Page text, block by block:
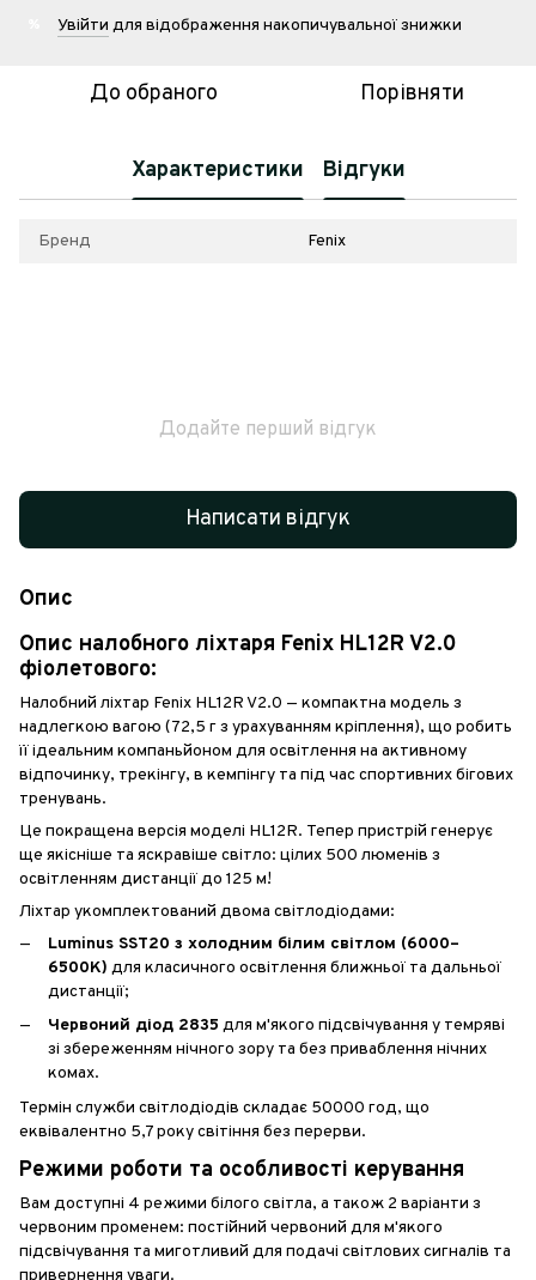
Увійти для відображення накопичувальної знижки
До обраного Порівняти
Характеристики Відгуки
Бренд Fenix
Додайте перший відгук
Написати відгук
Опис
Опис налобного ліхтаря Fenix HL12R V2.0
фіолетового:
Налобний ліхтар Fenix HL12R V2.0 — компактна модель з
надлегкою вагою (72,5 г з урахуванням кріплення), що робить
її ідеальним компаньйоном для освітлення на активному
відпочинку, трекінгу, в кемпінгу та під час спортивних бігових
тренувань.
Це покращена версія моделі HL12R. Тепер пристрій генерує
ще якісніше та яскравіше світло: цілих 500 люменів з
освітленням дистанції до 125 м!
Ліхтар укомплектований двома світлодіодами:
Luminus SST20 з холодним білим світлом (6000–
6500K) для класичного освітлення ближньої та дальньої
дистанції;
Червоний діод 2835 для м'якого підсвічування у темряві
зі збереженням нічного зору та без приваблення нічних
комах.
Термін служби світлодіодів складає 50000 год, що
еквівалентно 5,7 року світіння без перерви.
Режими роботи та особливості керування
Вам доступні 4 режими білого світла, а також 2 варіанти з
червоним променем: постійний червоний для м'якого
підсвічування та миготливий для подачі світлових сигналів та